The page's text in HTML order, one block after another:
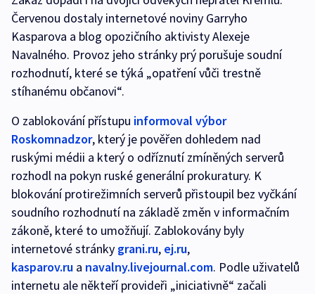
Červenou dostaly internetové noviny Garryho
Kasparova a blog opozičního aktivisty Alexeje
Navalného. Provoz jeho stránky prý porušuje soudní
rozhodnutí, které se týká „opatření vůči trestně
stíhanému občanovi“.
O zablokování přístupu informoval výbor
Roskomnadzor, který je pověřen dohledem nad
ruskými médii a který o odříznutí zmíněných serverů
rozhodl na pokyn ruské generální prokuratury. K
blokování protirežimních serverů přistoupil bez vyčkání
soudního rozhodnutí na základě změn v informačním
zákoně, které to umožňují. Zablokovány byly
internetové stránky grani.ru, ej.ru,
kasparov.ru a navalny.livejournal.com. Podle uživatelů
internetu ale někteří provideři „iniciativně“ začali